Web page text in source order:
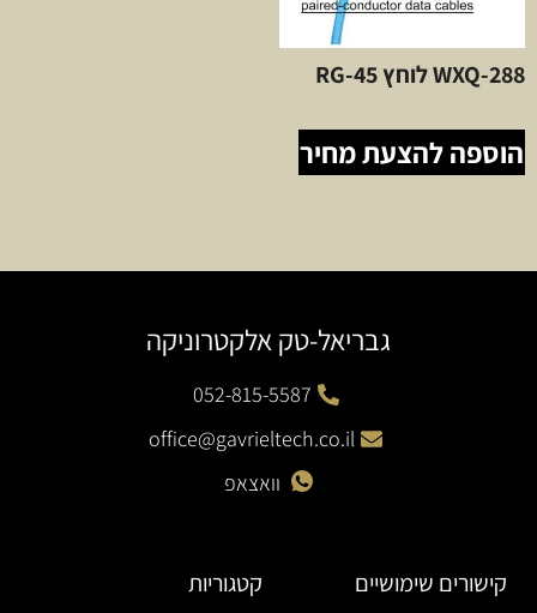
WXQ-288 לוחץ RG-45
הוספה להצעת מחיר
גבריאל-טק אלקטרוניקה
052-815-5587
office@gavrieltech.co.il
וואצאפ
קישורים שימושיים קטגוריות